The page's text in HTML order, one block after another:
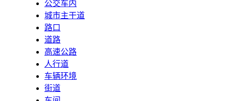
公交车内
城市主干道
路口
道路
高速公路
人行道
车辆环境
街道